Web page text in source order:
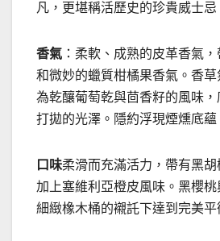
凡，更堪稱活歷史的珍貴威士忌
香氣 ：柔軟、成熟的皮革香氣
和微妙的蠟質柑橘果香氣。香
為乾釀葡萄乾與茴香籽的風味
打拋的光澤。隱約浮現煙燻底蘊
口味柔滑而充滿活力，帶有黑
加上塞維利亞橙皮風味。黑櫻
細緻橡木桶的襯託下達到完美平